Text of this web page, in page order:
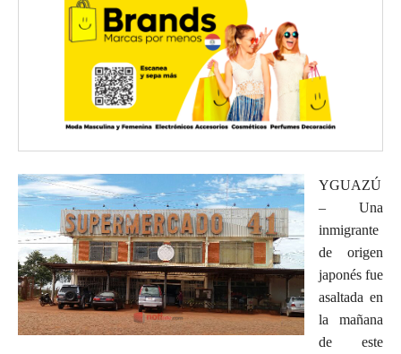
YGUAZÚ
– Una
inmigrante
de origen
japonés fue
asaltada en
la mañana
de este